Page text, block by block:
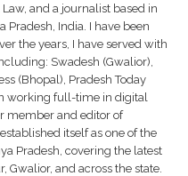
and a journalist based in
Pradesh, India. I have been
the years, I have served with
Swadesh (Gwalior),
(Bhopal), Pradesh Today
working full-time in digital
member and editor of
itself as one of the
Pradesh, covering the latest
Gwalior, and across the state.